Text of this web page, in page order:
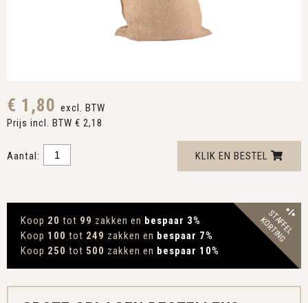
€ 1,80 excl. BTW
Prijs incl. BTW € 2,18
Aantal: KLIK EN BESTEL
Koop 20 tot 99 zakken en bespaar 3%
Koop 100 tot 249 zakken en bespaar 7%
Koop 250 tot 500 zakken en bespaar 10%
STAFFEL
KORTING